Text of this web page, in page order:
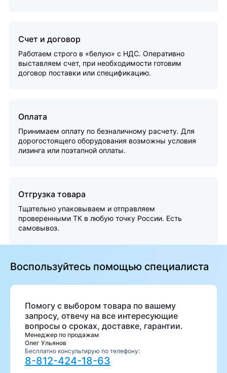
Счет и договор
Работаем строго в «белую» с НДС. Оперативно
выставляем счет, при необходимости готовим
договор поставки или спецификацию.
Оплата
Принимаем оплату по безналичному расчету. Для
дорогостоящего оборудования возможны условия
лизинга или поэтапной оплаты.
Отгрузка товара
Тщательно упаковываем и отправляем
проверенными ТК в любую точку России. Есть
самовывоз.
Воспользуйтесь помощью специалиста
Помогу с выбором товара по вашему
запросу, отвечу на все интересующие
вопросы о сроках, доставке, гарантии.
Менеджер по продажам
Олег Ульянов
Бесплатно консультирую по телефону:
8-812-424-18-63